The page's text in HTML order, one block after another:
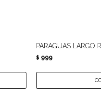
PARAGUAS LARGO
$ 999